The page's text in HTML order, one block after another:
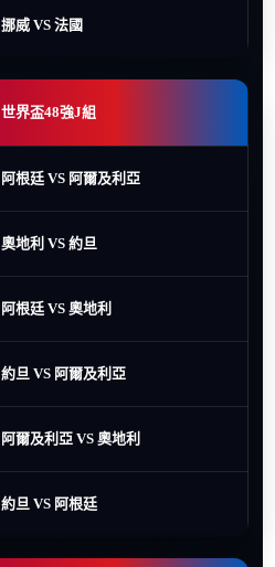
挪威 VS 法國
世界盃48強J組
阿根廷 VS 阿爾及利亞
奧地利 VS 約旦
阿根廷 VS 奧地利
約旦 VS 阿爾及利亞
阿爾及利亞 VS 奧地利
約旦 VS 阿根廷